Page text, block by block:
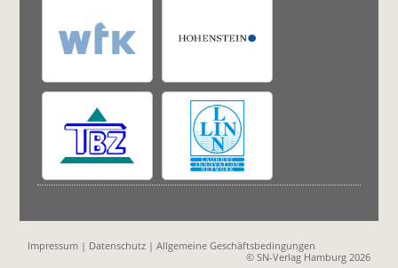
Impressum | Datenschutz |Allgemeine Geschäftsbedingungen
© SN-Verlag Hamburg 2026